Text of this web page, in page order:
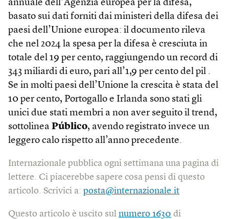
annuale dell’Agenzia europea per la difesa,
basato sui dati forniti dai ministeri della difesa dei
paesi dell’Unione europea: il documento rileva
che nel 2024 la spesa per la difesa è cresciuta in
totale del 19 per cento, raggiungendo un record di
343 miliardi di euro, pari all’1,9 per cento del pil .
Se in molti paesi dell’Unione la crescita è stata del
10 per cento, Portogallo e Irlanda sono stati gli
unici due stati membri a non aver seguito il trend,
sottolinea Público, avendo registrato invece un
leggero calo rispetto all’anno precedente.
Internazionale pubblica ogni settimana una pagina di
lettere. Ci piacerebbe sapere cosa pensi di questo
articolo. Scrivici a: posta@internazionale.it
Questo articolo è uscito sul numero 1630 di